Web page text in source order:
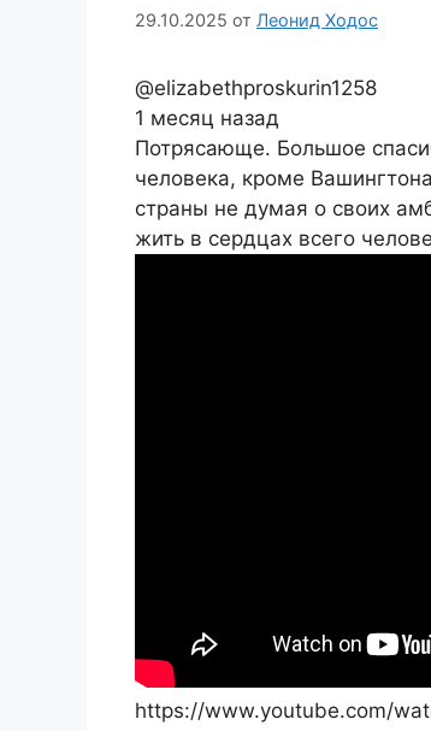
29.10.2025 от Леонид Ходос
@elizabethproskurin1258
1 месяц назад
Потрясающе. Большое
человека, кроме
страны не думая о своих
жить в сердцах всего
https://www.youtube.com/